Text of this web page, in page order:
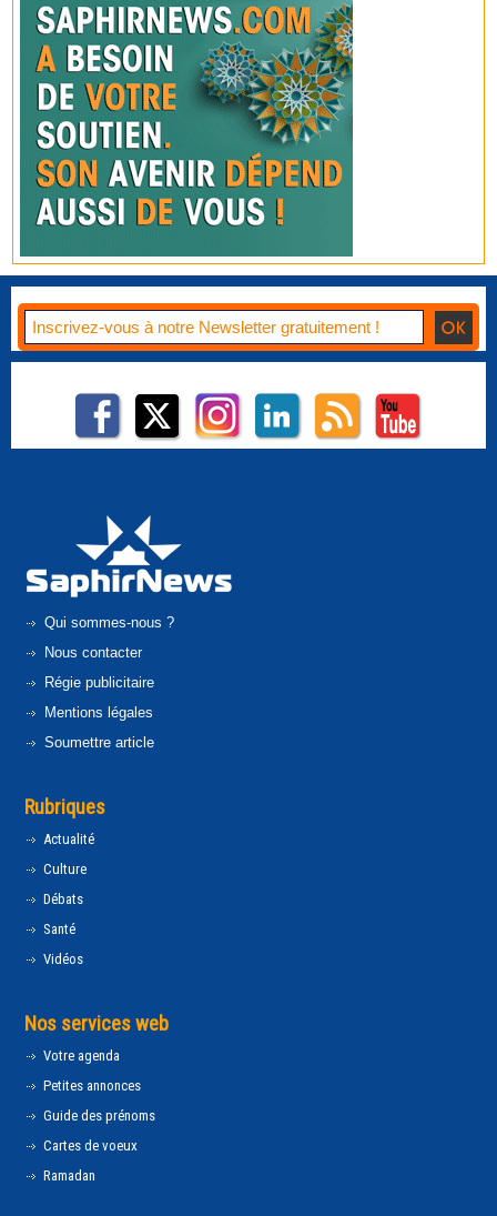
Qui sommes-nous ?
Nous contacter
Régie publicitaire
Mentions légales
Soumettre article
Rubriques
Actualité
Culture
Débats
Santé
Vidéos
Nos services web
Votre agenda
Petites annonces
Guide des prénoms
Cartes de voeux
Ramadan